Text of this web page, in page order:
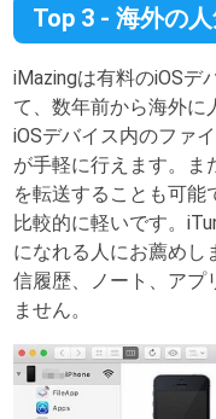
Top 3 - 海外の
iMazingは有料のiOSデ
て、数年前から海外に
iOSデバイス内のファ
が手軽に行えます。ま
を転送することも可
比較的に軽いです。
になれる人にお薦めし
信履歴、ノート、アプ
ません。